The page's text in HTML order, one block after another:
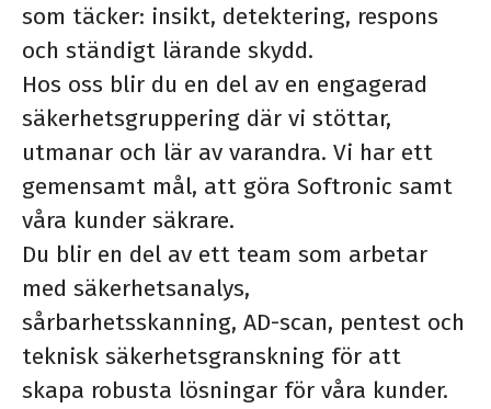
som täcker: insikt, detektering, respons
och ständigt lärande skydd.
Hos oss blir du en del av en engagerad
säkerhetsgruppering där vi stöttar,
utmanar och lär av varandra. Vi har ett
gemensamt mål, att göra Softronic samt
våra kunder säkrare.
Du blir en del av ett team som arbetar
med säkerhetsanalys,
sårbarhetsskanning, AD-scan, pentest och
teknisk säkerhetsgranskning för att
skapa robusta lösningar för våra kunder.